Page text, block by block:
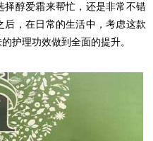
择醇爱霜来帮忙，还是非常不错
后，在日常的生活中，考虑这款
护理功效做到全面的提升。